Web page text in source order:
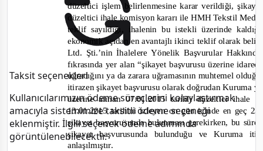
Taksit seçenekleri
Kullanıcılarımızın ödeme süreçlerini kolaylaştırmak
amacıyla sistemimize taksitli ödeme seçeneği
eklenmiştir. İlgili seçenek ödeme adımında
görüntülenebilecektir.
düzeltici işlem belirlenmesine karar verildiği,
düzeltici ihale komisyon kararı ile HMH Tekstil
teklif sayıldığı, ihalenin bu istekli üzerinde
ekonomik açıdan en avantajlı ikinci teklif olarak
Ltd. Şti.’nin İhalelere Yönelik Başvurular
fıkrasında yer alan“şikayet başvurusu üzerine
uğradığını ya da zarara uğramasının muhtemel
itirazen şikayet başvurusu olarak doğrudan Kuruma
üzerine alınan 07.01.2015 tarihli düzeltici ihale
13.01.2015 tarihini izleyen ongün içinde en geç
şikayet başvurusunda bulunması gerekirken, bu
şikayet başvurusunda bulunduğu ve Kuruma
anlaşılmıştır.